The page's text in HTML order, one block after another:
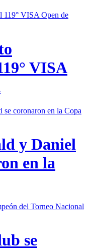
VISA
y Daniel
en la
se